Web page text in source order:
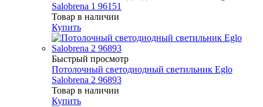
Salobrena 1 96151
Товар в наличии
Купить
Быстрый просмотр
Потолочный светодиодный светильник Eglo
Salobrena 2 96893
Товар в наличии
Купить